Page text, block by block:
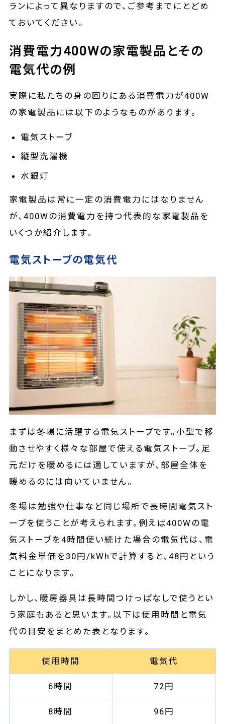
ランによって異なりますので、ご参考までにとどめ
ておいてください。
消費電力400Wの家電製品とその
電気代の例
実際に私たちの身の回りにある消費電力が400W
の家電製品には以下のようなものがあります。
電気ストーブ
縦型洗濯機
水銀灯
家電製品は常に一定の消費電力にはなりません
が、400Wの消費電力を持つ代表的な家電製品を
いくつか紹介します。
電気ストーブの電気代
まずは冬場に活躍する電気ストーブです。小型で移
動させやすく様々な部屋で使える電気ストーブ。足
元だけを暖めるには適していますが、部屋全体を
暖めるのには向いていません。
冬場は勉強や仕事など同じ場所で長時間電気スト
ーブを使うことが考えられます。例えば400Wの電
気ストーブを4時間使い続けた場合の電気代は、電
気料金単価を30円/kWhで計算すると、48円という
ことになります。
しかし、暖房器具は長時間つけっぱなしで使うとい
う家庭もあると思います。以下は使用時間と電気
代の目安をまとめた表となります。
使用時間 電気代
6時間 72円
8時間 96円